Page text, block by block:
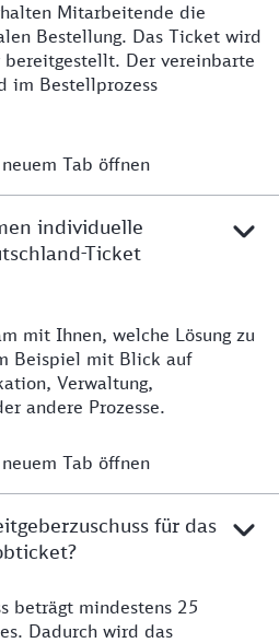
Mitarbeitende die
Bestellung. Das Ticket wird
Der vereinbarte
im Bestellprozess
Tab öffnen
individuelle
Ticket
mit Ihnen, welche Lösung zu
Beispiel mit Blick auf
Verwaltung,
andere Prozesse.
Tab öffnen
für das
beträgt mindestens 25
Dadurch wird das